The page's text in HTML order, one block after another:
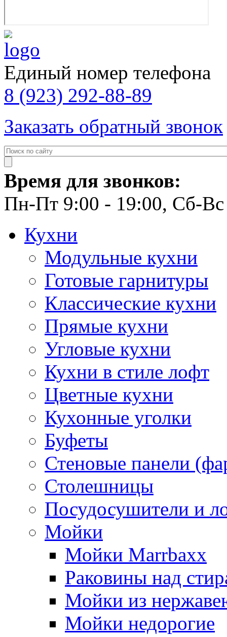
Единый номер телефона
8 (923) 292-88-89
Заказать обратный звонок
Время для звонков:
Пн-Пт 9:00 - 19:00, Сб-Вс
Кухни
Модульные кухни
Готовые гарнитуры
Классические кухни
Прямые кухни
Угловые кухни
Кухни в стиле лофт
Цветные кухни
Кухонные уголки
Буфеты
Стеновые панели
Столешницы
Посудосушители и
Мойки
Мойки Marrbaxx
Раковины над
Мойки из
Мойки недорогие